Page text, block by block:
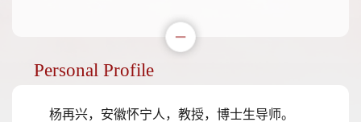
Personal Profile
杨再兴， 安徽怀宁人， 教授，博士生导师。